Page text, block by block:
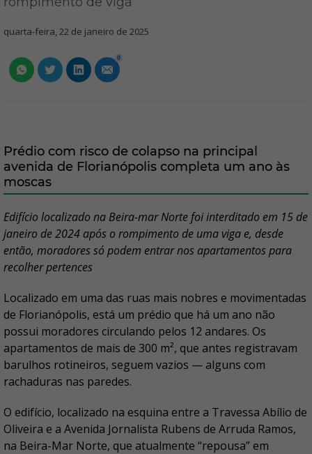
quarta-feira, 22 de janeiro de 2025
0
Prédio com risco de colapso na principal
avenida de Florianópolis completa um ano às
moscas
Edifício localizado na Beira-mar Norte foi interditado em 15 de
janeiro de 2024 após o rompimento de uma viga e, desde
então, moradores só podem entrar nos apartamentos para
recolher pertences
Localizado em uma das ruas mais nobres e movimentadas
de Florianópolis, está um prédio que há um ano não
possui moradores circulando pelos 12 andares. Os
apartamentos de mais de 300 m², que antes registravam
barulhos rotineiros, seguem vazios — alguns com
rachaduras nas paredes.
O edifício, localizado na esquina entre a Travessa Abílio de
Oliveira e a Avenida Jornalista Rubens de Arruda Ramos,
na Beira-Mar Norte, que atualmente “repousa” em